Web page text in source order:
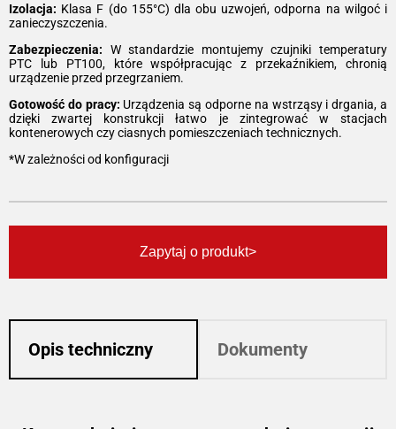
Izolacja: Klasa F (do 155°C) dla obu uzwojeń, odporna na wilgoć i
zanieczyszczenia.
Zabezpieczenia: W standardzie montujemy czujniki temperatury
PTC lub PT100, które współpracując z przekaźnikiem, chronią
urządzenie przed przegrzaniem.
Gotowość do pracy: Urządzenia są odporne na wstrząsy i drgania, a
dzięki zwartej konstrukcji łatwo je zintegrować w stacjach
kontenerowych czy ciasnych pomieszczeniach technicznych.
*W zależności od konfiguracji
Zapytaj o produkt
Opis techniczny Dokumenty